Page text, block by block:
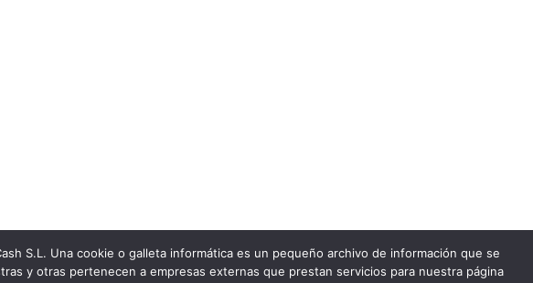
S.L. Una cookie o galleta informática es un pequeño archivo de información que se
y otras pertenecen a empresas externas que prestan servicios para nuestra página